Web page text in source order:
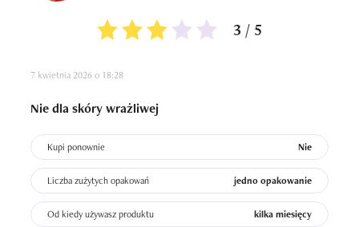
3 / 5
7 kwietnia 2026 o 18:28
Nie dla skóry wrażliwej
Kupi ponownie Nie
Liczba zużytych opakowań jedno opakowanie
Od kiedy używasz produktu kilka miesięcy